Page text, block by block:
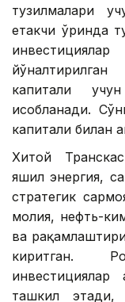
тузилмалари
етакчи ўринда
капитали
ҳисобланади.
капитали билан
Хитой
яшил энергия,
стратегик
молия, нефть-
ва
киритган.
ташкил этади,